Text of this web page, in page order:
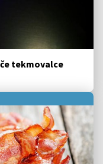
tekmovalce